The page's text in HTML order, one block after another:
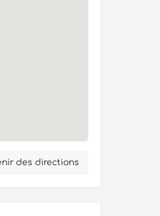
des directions